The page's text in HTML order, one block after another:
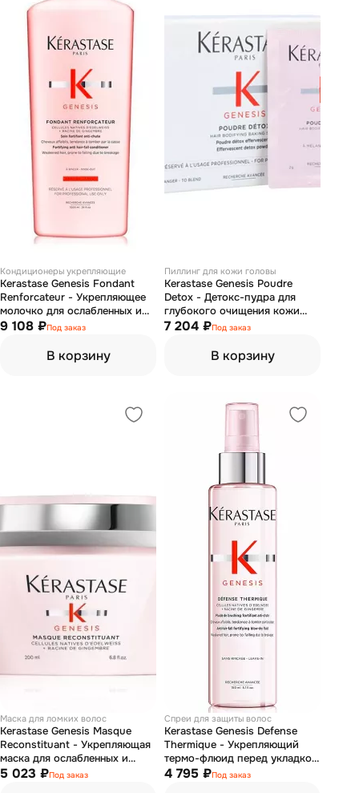
Кондиционеры укрепляющие
Kerastase Genesis Fondant
Renforcateur - Укрепляющее
молочко для ослабленных и
склонных к выпадению волос
9 108 ₽Под заказ
В корзину
Пиллинг для кожи головы
Kerastase Genesis Poudre
Detox - Детокс-пудра для
глубокого очищения кожи
головы и уплотнения волос по
7 204 ₽Под заказ
В корзину
Маска для ломких волос
Kerastase Genesis Masque
Reconstituant - Укрепляющая
маска для ослабленных и
склонных к выпадению волос
5 023 ₽Под заказ
Спреи для защиты волос
Kerastase Genesis Defense
Thermique - Укрепляющий
термо-флюид перед укладкой
для ослабленных и склонных к
4 795 ₽Под заказ